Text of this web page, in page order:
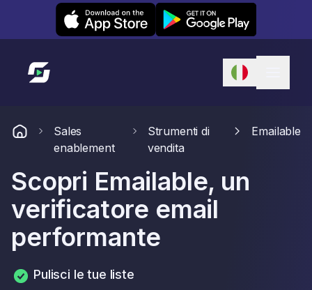
Leexi on iOS Leexi on Android
Link alla homepage
Sales
enablement
Strumenti di
vendita
Emailable
Scopri Emailable, un
verificatore email
performante
Pulisci le tue liste